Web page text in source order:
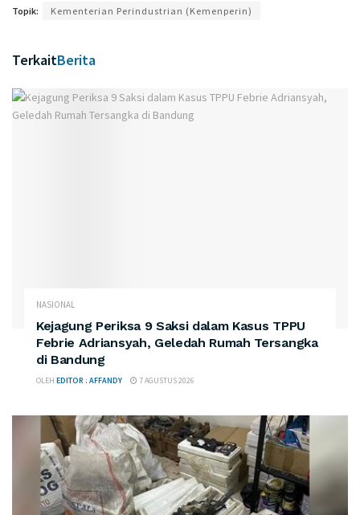
Topik: Kementerian Perindustrian (Kemenperin)
TerkaitBerita
NASIONAL
Kejagung Periksa 9 Saksi dalam Kasus TPPU
Febrie Adriansyah, Geledah Rumah Tersangka
di Bandung
OLEH EDITOR : AFFANDY 7 AGUSTUS 2026